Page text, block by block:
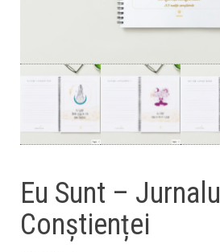
Eu Sunt – Jurnalul
Conștienței